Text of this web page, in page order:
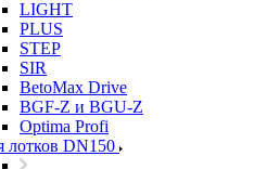
LIGHT
PLUS
STEP
SIR
BetoMax Drive
BGF-Z и BGU-Z
Optima Profi
лотков DN150